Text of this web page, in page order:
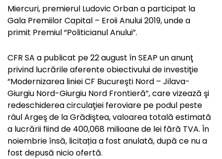
Miercuri, premierul Ludovic Orban a participat la
Gala Premiilor Capital – Eroii Anului 2019, unde a
primit Premiul “Politicianul Anului”.
CFR SA a publicat pe 22 august în SEAP un anunţ
privind lucrările aferente obiectivului de investiţie
“Modernizarea liniei CF Bucureşti Nord – Jilava-
Giurgiu Nord-Giurgiu Nord Frontieră”, care vizează şi
redeschiderea circulaţiei feroviare pe podul peste
râul Argeş de la Grădiştea, valoarea totală estimată
a lucrării fiind de 400,068 milioane de lei fără TVA. În
noiembrie însă, licitația a fost anulată, după ce nu a
fost depusă nicio ofertă.